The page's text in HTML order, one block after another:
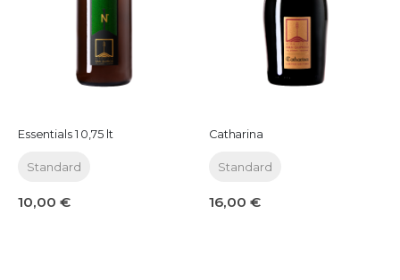
Essentials 1 0,75 lt
Standard
10,00 €
Catharina
Standard
16,00 €